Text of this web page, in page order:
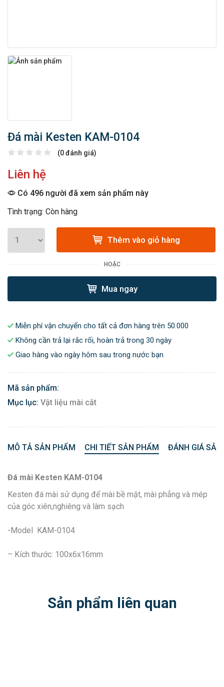
Đá mài Kesten KAM-0104
(0 đánh giá)
Liên hệ
Có 496 người đã xem sản phẩm này
Tình trạng: Còn hàng
Thêm vào giỏ hàng
HOẶC
Mua ngay
Miễn phí vận chuyển cho tất cả đơn hàng trên 50.000
Không cần trả lại rắc rối, hoàn trả trong 30 ngày
Giao hàng vào ngày hôm sau trong nước bạn
Mã sản phẩm:
Mục lục: Vật liệu mài cắt
MÔ TẢ SẢN PHẨM CHI TIẾT SẢN PHẨM ĐÁNH GIÁ
Đá mài Kesten KAM-0104
Kesten đá mài sử dụng để mài bề mặt, mài phẳng và mép
của góc xiên,nghiêng và làm sạch
-Model KAM-0104
– Kích thước: 100x6x16mm
Sản phẩm liên quan